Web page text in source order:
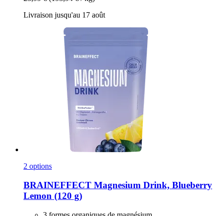
Livraison jusqu'au 17 août
2 options
BRAINEFFECT Magnesium Drink, Blueberry
Lemon (120 g)